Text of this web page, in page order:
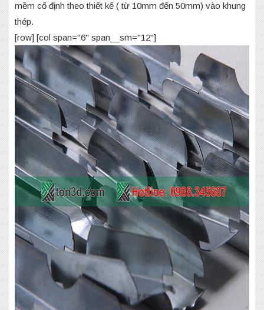
mềm cố định theo thiết kế ( từ 10mm đến 50mm) vào khung
thép.
[row] [col span="6" span__sm="12"]